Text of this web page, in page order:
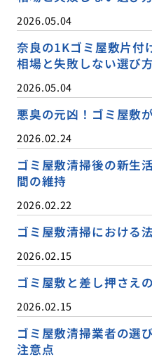
2026.05.04
奈良の1Kゴミ屋敷片付
相場と失敗しない選び方
2026.05.04
悪臭の元凶！ゴミ屋敷
2026.02.24
ゴミ屋敷清掃後の新生
間の維持
2026.02.22
ゴミ屋敷清掃における
2026.02.15
ゴミ屋敷と差し押さえ
2026.02.15
ゴミ屋敷清掃業者の選
注意点